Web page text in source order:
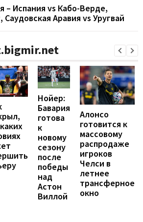
– Испания vs Кабо-Верде,
Саудовская Аравия vs Уругвай
Нойер:
Бавария
готова
к
новому
сезону
после
победы
над
Астон
Виллой
Алонсо
готовится к
массовому
распродаже
игроков
Челси в
летнее
трансферное
окно